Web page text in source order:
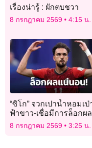
เรื่องน่ารู้ : ผักตบชวา
8 กรกฎาคม 2569 4:15 น.
“ซิโก” จวกเปาน้ำหอมเป่
ฟ้าขาว-เชื่อมีการล็อกผล
ไว้แล้ว
8 กรกฎาคม 2569 3:25 น.